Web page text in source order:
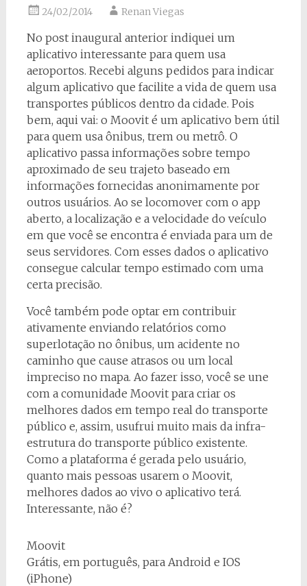
24/02/2014 Renan Viegas
No post inaugural anterior indiquei um
aplicativo interessante para quem usa
aeroportos. Recebi alguns pedidos para indicar
algum aplicativo que facilite a vida de quem usa
transportes públicos dentro da cidade. Pois
bem, aqui vai: o Moovit é um aplicativo bem útil
para quem usa ônibus, trem ou metrô. O
aplicativo passa informações sobre tempo
aproximado de seu trajeto baseado em
informações fornecidas anonimamente por
outros usuários. Ao se locomover com o app
aberto, a localização e a velocidade do veículo
em que você se encontra é enviada para um de
seus servidores. Com esses dados o aplicativo
consegue calcular tempo estimado com uma
certa precisão.
Você também pode optar em contribuir
ativamente enviando relatórios como
superlotação no ônibus, um acidente no
caminho que cause atrasos ou um local
impreciso no mapa. Ao fazer isso, você se une
com a comunidade Moovit para criar os
melhores dados em tempo real do transporte
público e, assim, usufrui muito mais da infra-
estrutura do transporte público existente.
Como a plataforma é gerada pelo usuário,
quanto mais pessoas usarem o Moovit,
melhores dados ao vivo o aplicativo terá.
Interessante, não é?
Moovit
Grátis, em português, para Android e IOS
(iPhone)